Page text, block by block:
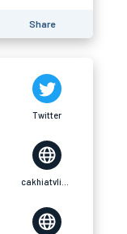
Share
Twitter